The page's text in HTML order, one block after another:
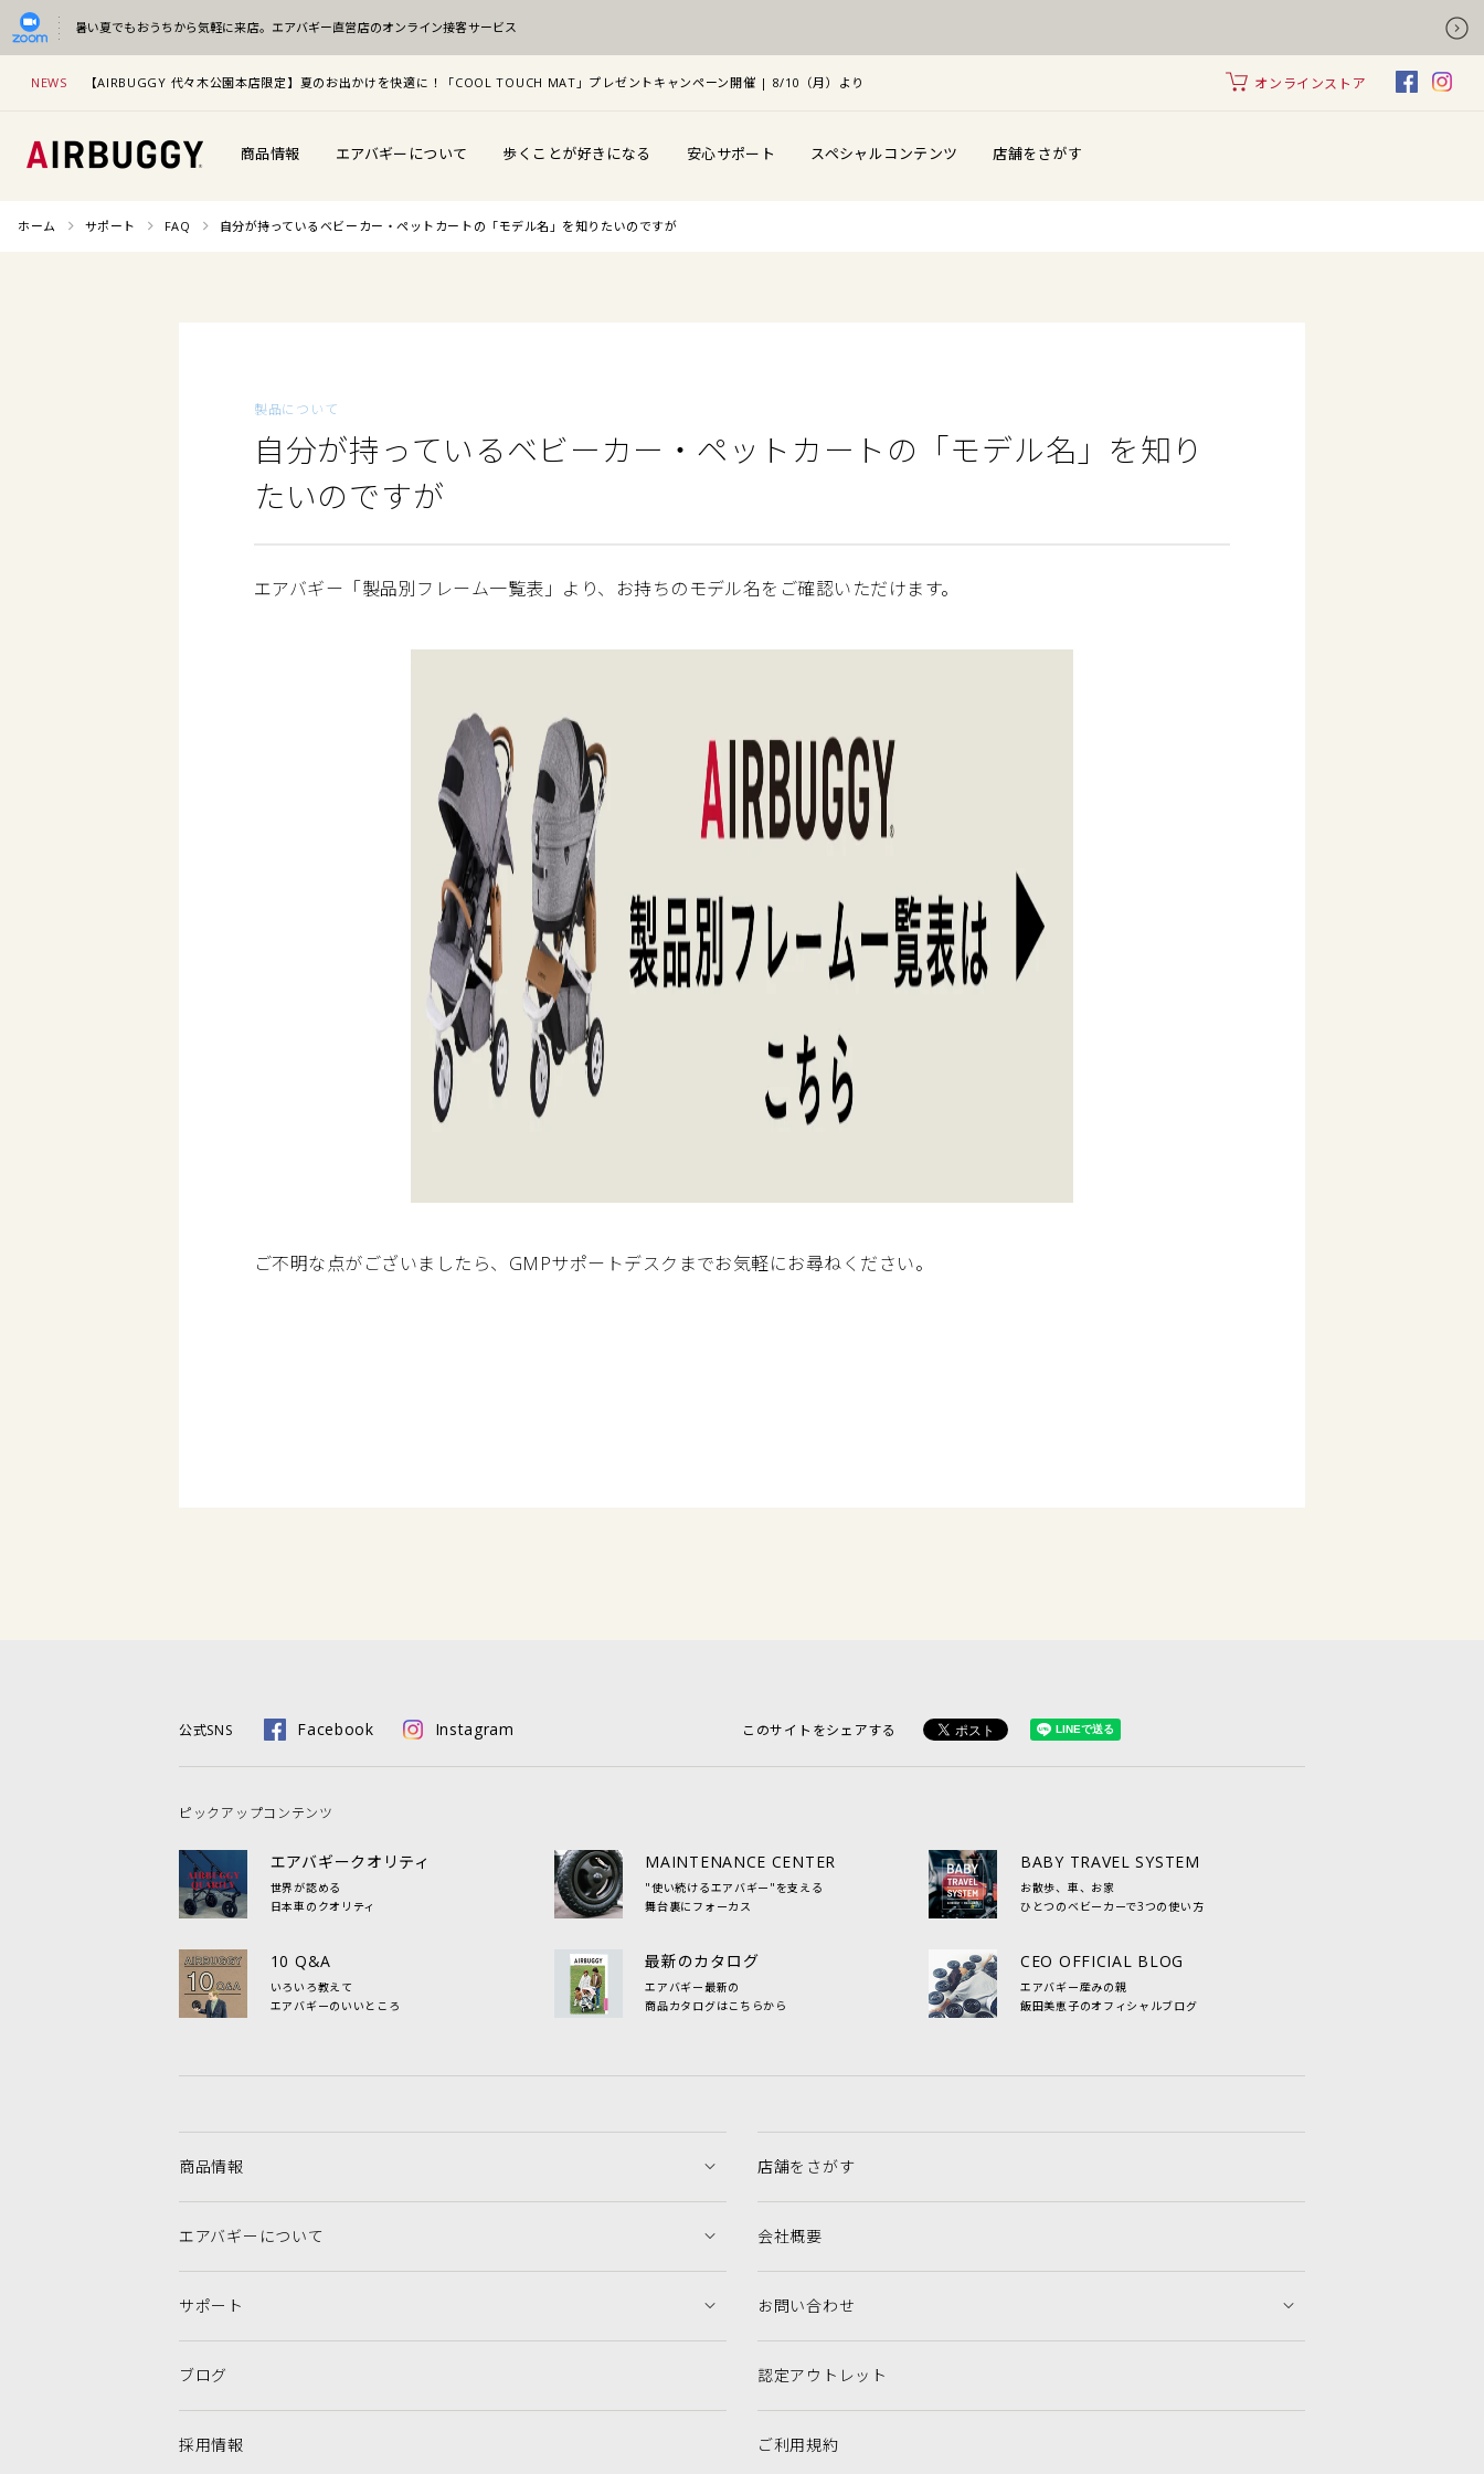
暑い夏でもおうちから気軽に来店。 エアバギー直営店のオンライン接客サービス
NEWS 【AIRBUGGY 代々木公園本店限定】夏のお出かけを快適に！「COOL TOUCH MAT」プレゼントキャンペーン開催 | 8/10（月）より オンラインストア
商品情報 エアバギーについて 歩くことが好きになる 安心サポート スペシャルコンテンツ 店舗をさがす
ホーム サポート FAQ 自分が持っているベビーカー・ペットカートの「モデル名」を知りたいのですが
製品について
自分が持っているベビーカー・ペットカートの「モデル名」を知り
たいのですが
エアバギー「製品別フレーム一覧表」より、お持ちのモデル名をご確認いただけます。
ご不明な点がございましたら、GMPサポートデスクまでお気軽にお尋ねください。
公式SNS Facebook Instagram このサイトをシェアする
ピックアップコンテンツ
エアバギークオリティ
世界が認める
日本車のクオリティ
MAINTENANCE CENTER
"使い続けるエアバギー"を支える
舞台裏にフォーカス
BABY TRAVEL SYSTEM
お散歩、車、お家
ひとつのベビーカーで3つの使い方
10 Q&A
いろいろ教えて
エアバギーのいいところ
最新のカタログ
エアバギー最新の
商品カタログはこちらから
CEO OFFICIAL BLOG
エアバギー産みの親
飯田美恵子のオフィシャルブログ
商品情報
エアバギーについて
サポート
ブログ
採用情報
店舗をさがす
会社概要
お問い合わせ
認定アウトレット
ご利用規約